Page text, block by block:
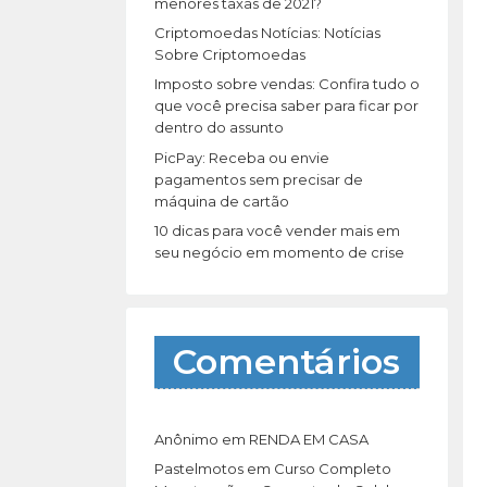
:
Criptomoedas Notícias: Notícias
Sobre Criptomoedas
Imposto sobre vendas: Confira tudo o
que você precisa saber para ficar por
dentro do assunto
PicPay: Receba ou envie
pagamentos sem precisar de
máquina de cartão
10 dicas para você vender mais em
seu negócio em momento de crise
Comentários
Anônimo em RENDA EM CASA
Pastelmotosem Curso Completo